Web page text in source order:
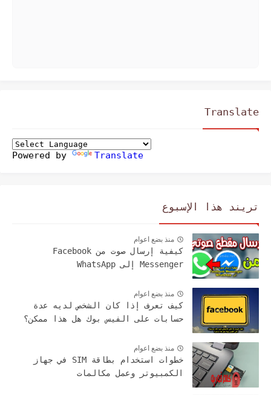
Translate
Powered by Translate
تريند هذا الإسبوع
منذ بضع اعوام
كيفية إرسال صوت من Facebook
Messenger إلى WhatsApp
منذ بضع اعوام
كيف تعرف إذا كان الشخص لديه عدة
حسابات على الفيس بوك هل هذا ممكن؟
منذ بضع اعوام
خطوات استخدام بطاقة SIM في جهاز
الكمبيوتر وعمل مكالمات